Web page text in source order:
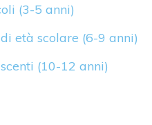
(3-5 anni)
età scolare (6-9 anni)
(10-12 anni)